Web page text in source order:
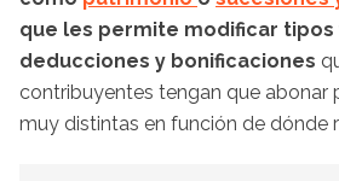
que les permite modificar tipos
deducciones y bonificaciones
contribuyentes tengan que abonar
muy distintas en función de dónde